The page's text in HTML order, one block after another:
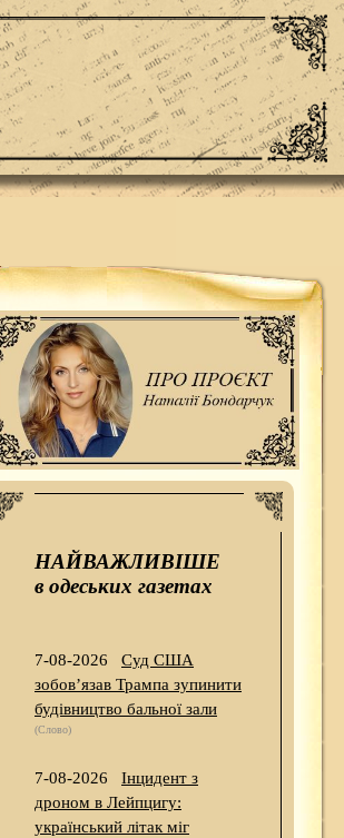
НАЙВАЖЛИВІШЕ
в одеських газетах
7-08-2026
Суд США
зобов’язав Трампа зупинити
будівництво бальної зали
(Слово)
7-08-2026
Інцидент з
дроном в Лейпцигу:
український літак міг